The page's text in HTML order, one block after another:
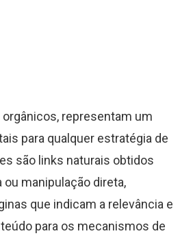
orgânicos, representam um
para qualquer estratégia de
são links naturais obtidos
manipulação direta,
que indicam a relevância e
para os mecanismos de